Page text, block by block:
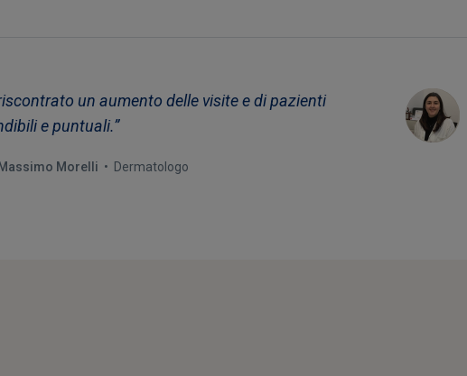
un aumento delle visite e di pazienti
e puntuali.”
Morelli • Dermatologo